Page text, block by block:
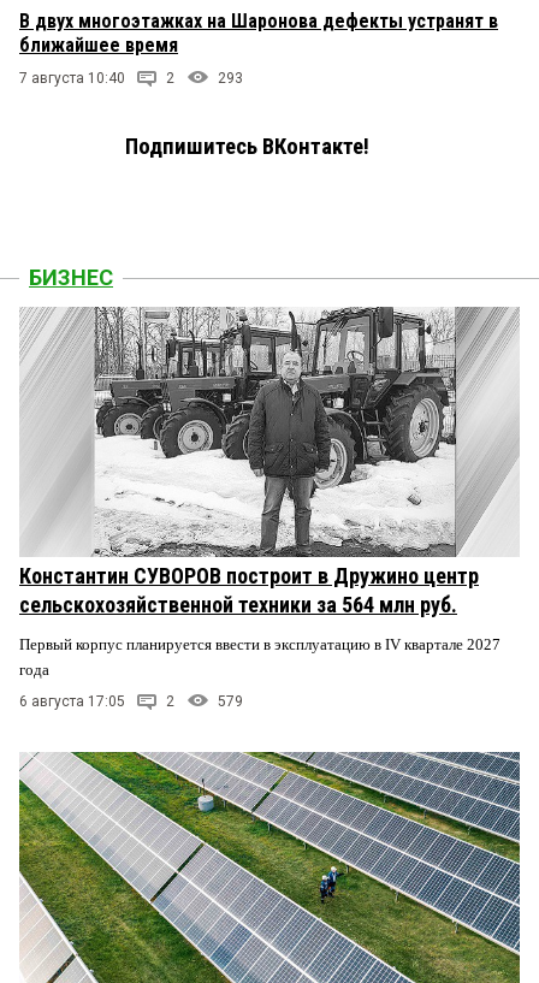
В двух многоэтажках на Шаронова дефекты устранят в
ближайшее время
7 августа 10:40 2 293
Подпишитесь ВКонтакте!
БИЗНЕС
Константин СУВОРОВ построит в Дружино центр
сельскохозяйственной техники за 564 млн руб.
Первый корпус планируется ввести в эксплуатацию в IV квартале 2027
года
6 августа 17:05 2 579